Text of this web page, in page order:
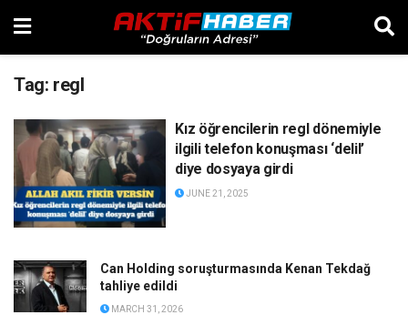
Tag: regl
Kız öğrencilerin regl dönemiyle
ilgili telefon konuşması ‘delil’
diye dosyaya girdi
JUNE 21, 2025
Can Holding soruşturmasında Kenan Tekdağ
tahliye edildi
MARCH 31, 2026